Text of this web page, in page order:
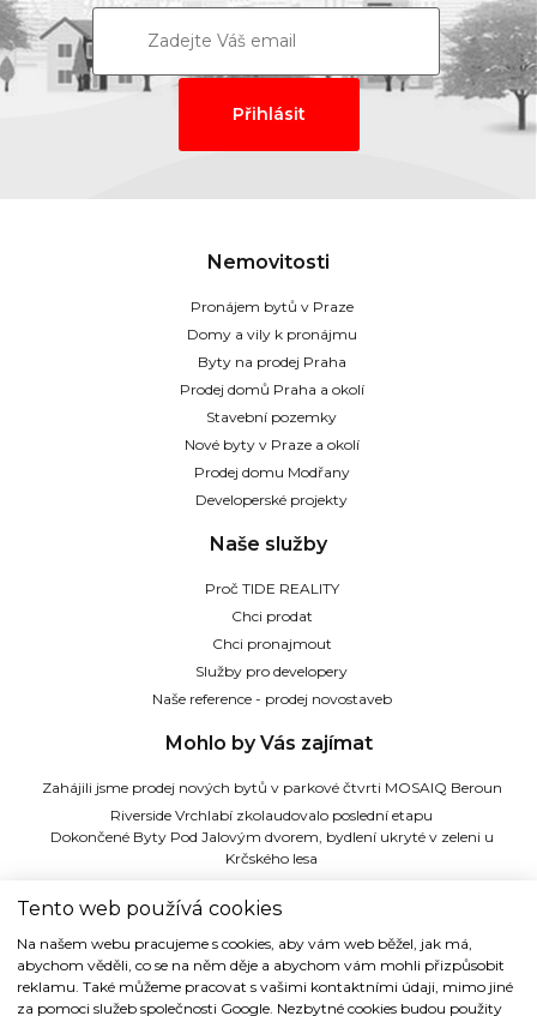
Nemovitosti
Pronájem bytů v Praze
Domy a vily k pronájmu
Byty na prodej Praha
Prodej domů Praha a okolí
Stavební pozemky
Nové byty v Praze a okolí
Prodej domu Modřany
Developerské projekty
Naše služby
Proč TIDE REALITY
Chci prodat
Chci pronajmout
Služby pro developery
Naše reference - prodej novostaveb
Mohlo by Vás zajímat
Zahájili jsme prodej nových bytů v parkové čtvrti MOSAIQ Beroun
Riverside Vrchlabí zkolaudovalo poslední etapu
Dokončené Byty Pod Jalovým dvorem, bydlení ukryté v zeleni u
Krčského lesa
Dřevná 2, 128 00 Praha 2
Tel: (+420) 224 914 914
e-mail:info@tide.cz
Tento web používá cookies
Na našem webu pracujeme s cookies, aby vám web běžel, jak má,
abychom věděli, co se na něm děje a abychom vám mohli přizpůsobit
reklamu. Také můžeme pracovat s vašimi kontaktními údaji, mimo jiné
za pomoci služeb společnosti Google. Nezbytné cookies budou použity